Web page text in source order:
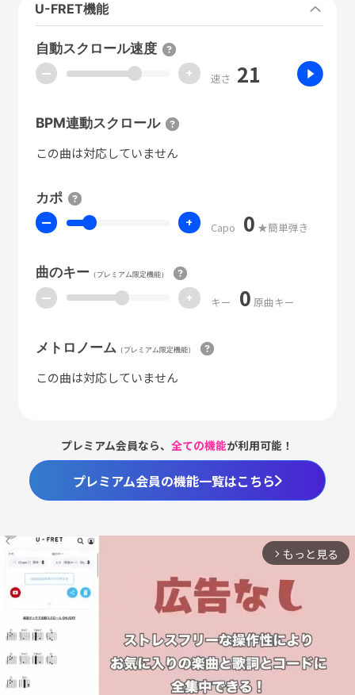
U-FRET機能
自動スクロール速度
ー + 速さ 21
BPM連動スクロール
この曲は対応していません
カポ
ー + Capo 0 ★簡単弾き
曲のキー（プレミアム限定機能）
ー + キー 0 原曲キー
メトロノーム （プレミアム限定機能）
この曲は対応していません
プレミアム会員なら、全ての機能が利用可能！
プレミアム会員の機能一覧はこちら
arrow_forward_ios もっと見る